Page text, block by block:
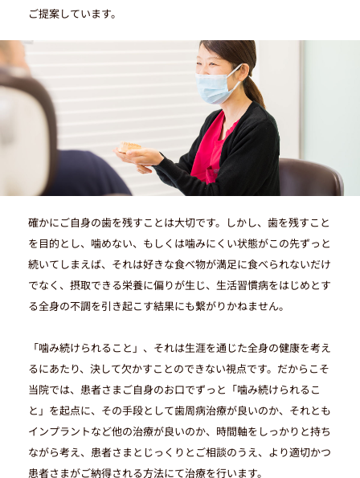
ご提案しています。
確かにご自身の歯を残すことは大切です。しかし、歯を残すこと
を目的とし、噛めない、もしくは噛みにくい状態がこの先ずっと
続いてしまえば、それは好きな食べ物が満足に食べられないだけ
でなく、摂取できる栄養に偏りが生じ、生活習慣病をはじめとす
る全身の不調を引き起こす結果にも繋がりかねません。
「噛み続けられること」、それは生涯を通じた全身の健康を考え
るにあたり、決して欠かすことのできない視点です。だからこそ
当院では、患者さまご自身のお口でずっと「噛み続けられるこ
と」を起点に、その手段として歯周病治療が良いのか、それとも
インプラントなど他の治療が良いのか、時間軸をしっかりと持ち
ながら考え、患者さまとじっくりとご相談のうえ、より適切かつ
患者さまがご納得される方法にて治療を行います。